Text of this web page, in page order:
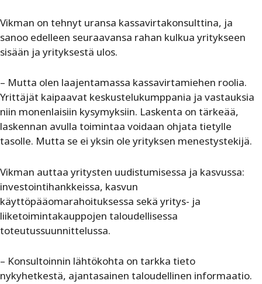
Vikman on tehnyt uransa kassavirtakonsulttina, ja
sanoo edelleen seuraavansa rahan kulkua yritykseen
sisään ja yrityksestä ulos.
– Mutta olen laajentamassa kassavirtamiehen roolia.
Yrittäjät kaipaavat keskustelukumppania ja vastauksia
niin monenlaisiin kysymyksiin. Laskenta on tärkeää,
laskennan avulla toimintaa voidaan ohjata tietylle
tasolle. Mutta se ei yksin ole yrityksen menestystekijä.
Vikman auttaa yritysten uudistumisessa ja kasvussa:
investointihankkeissa, kasvun
käyttöpääomarahoituksessa sekä yritys- ja
liiketoimintakauppojen taloudellisessa
toteutussuunnittelussa.
­– Konsultoinnin lähtökohta on tarkka tieto
nykyhetkestä, ajantasainen taloudellinen informaatio.